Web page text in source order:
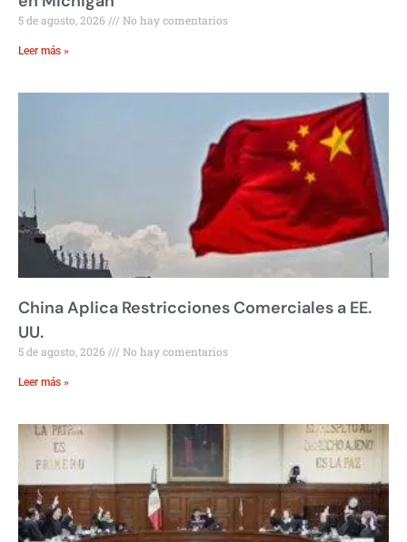
5 de agosto, 2026 No hay comentarios
Leer más »
China Aplica Restricciones Comerciales a EE.
UU.
5 de agosto, 2026 No hay comentarios
Leer más »